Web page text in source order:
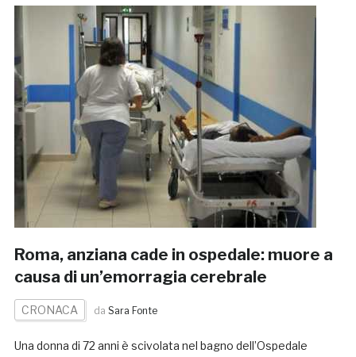
Roma, anziana cade in ospedale: muore a
causa di un’emorragia cerebrale
CRONACA da Sara Fonte
Una donna di 72 anni è scivolata nel bagno dell’Ospedale